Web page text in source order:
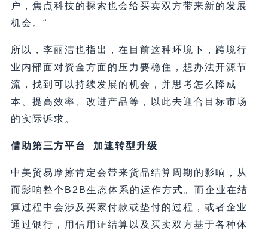
户，焦点科技的探索也会给买卖双方带来新的发展
机会。“
所以，李丽洁也指出，在目前这种环境下，跨境行
业内部面对资金方面的压力要稳住，想办法开源节
流，找到可以持续发展的机会，并思考怎么降成
本、提高效率、改进产品等，以此去迎合目标市场
的实际诉求。
借助第三方平台 加速转型升级
中美贸易摩擦肯定会带来货品结算周期的影响，从
而影响整个B2B生态体系的运作方式。而企业在结
算过程中会涉及买家付款或垫付的过程，或者企业
通过银行，用信用证结算以及买卖双方基于各种体